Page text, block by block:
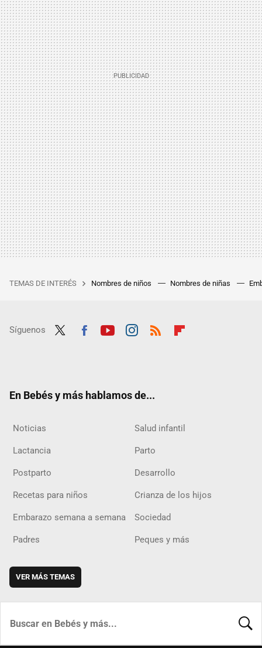
TEMAS DE INTERÉS Nombres de niños Nombres de niñas
Síguenos
En Bebés y más hablamos de...
Noticias Salud infantil
Lactancia Parto
Postparto Desarrollo
Recetas para niños Crianza de los hijos
Embarazo semana a semana Sociedad
Padres Peques y más
VER MÁS TEMAS